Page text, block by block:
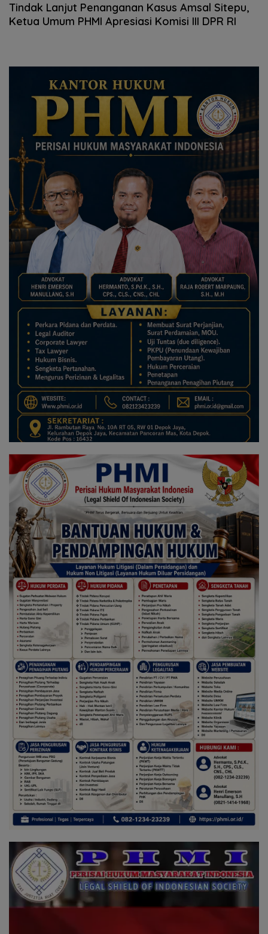
Tindak Lanjut Penanganan Kasus Amsal Sitepu,
Ketua Umum PHMI Apresiasi Komisi III DPR RI
Pemutar
Video